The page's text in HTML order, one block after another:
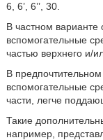
6, 6’, 6’’, 30.
В частном варианте
вспомогательные
частью верхнего и/
В
вспомогательные
части, легче
Такие
например,